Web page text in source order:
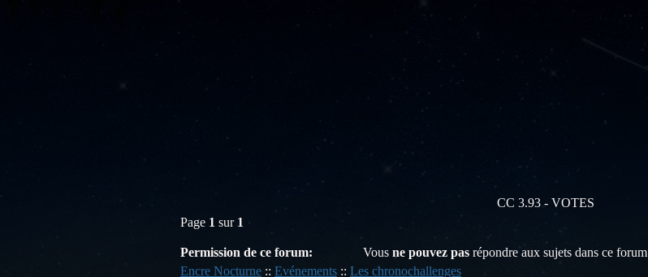
CC 3.93 - VOTES
Page 1 sur 1
Permission de ce forum: Vous ne pouvez pas répondre aux sujets dans ce forum
Encre Nocturne :: Evénements :: Les chronochallenges